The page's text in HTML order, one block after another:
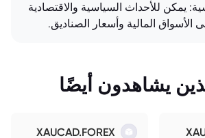
يمكن للأحداث السياسية والاقتصادية
الأسواق المالية وأسعار الصناديق.
يشاهدون أيضًا
XAUCAD.FOREX